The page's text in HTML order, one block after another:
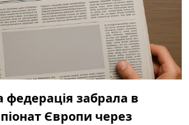
забрала в
Європи через